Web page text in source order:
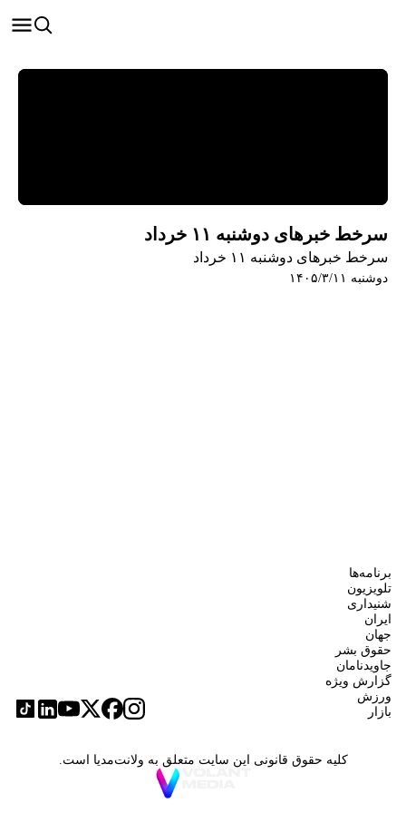
سرخط خبرهای دوشنبه ۱۱ خرداد
سرخط خبرهای دوشنبه ۱۱ خرداد
دوشنبه ۱۴۰۵/۳/۱۱
برنامه‌ها
تلویزیون
شنیداری
ایران
جهان
حقوق بشر
جاویدنامان
گزارش ویژه
ورزش
بازار
کلیه حقوق قانونی این سایت متعلق به ولانت‌مدیا است.